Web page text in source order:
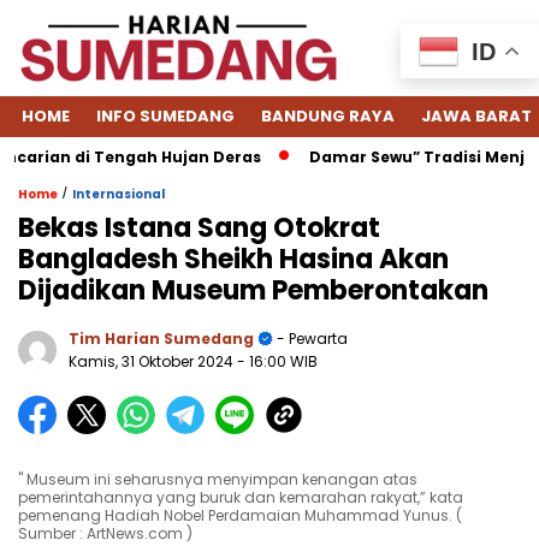
HOME INFO SUMEDANG BANDUNG RAYA JAWA BARAT
di Tengah Hujan Deras Damar Sewu” Tradisi
Home / Internasional
Bekas Istana Sang Otokrat
Bangladesh Sheikh Hasina Akan
Dijadikan Museum Pemberontakan
Tim Harian Sumedang
- Pewarta
Kamis, 31 Oktober 2024- 16:00 WIB
" Museum ini seharusnya menyimpan kenangan atas
pemerintahannya yang buruk dan kemarahan rakyat,” kata
pemenang Hadiah Nobel Perdamaian Muhammad Yunus. (
Sumber : ArtNews.com )
ID